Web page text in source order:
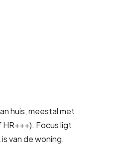
huis, meestal met
Focus ligt
van de woning.